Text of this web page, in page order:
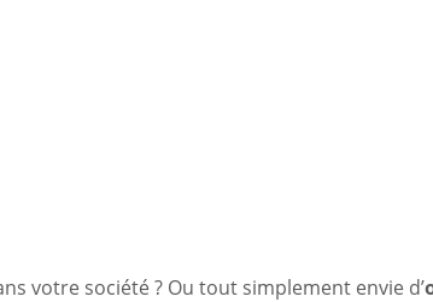
votre société ? Ou tout simplement envie d’